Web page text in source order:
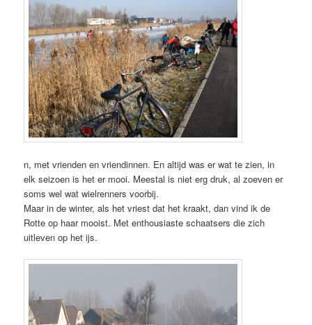
n, met vrienden en vriendinnen. En altijd was er wat te zien, in
elk seizoen is het er mooi. Meestal is niet erg druk, al zoeven er
soms wel wat wielrenners voorbij.
Maar in de winter, als het vriest dat het kraakt, dan vind ik de
Rotte op haar mooist. Met enthousiaste schaatsers die zich
uitleven op het ijs.